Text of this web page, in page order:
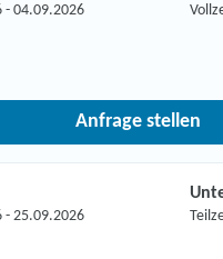
- 04.09.2026
Anfrage stellen
- 25.09.2026